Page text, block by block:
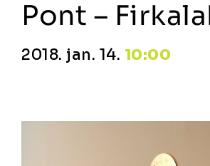
Pont –
2018. jan. 14. 10:00